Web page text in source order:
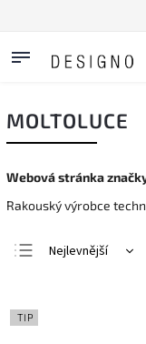
MOLTOLUCE
Webová stránka
Rakouský výrobce
Nejlevnější
TIP